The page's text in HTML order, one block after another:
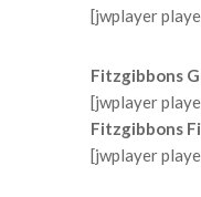
[jwplayer
Fitzgibbons
[jwplayer
Fitzgibbons
[jwplayer